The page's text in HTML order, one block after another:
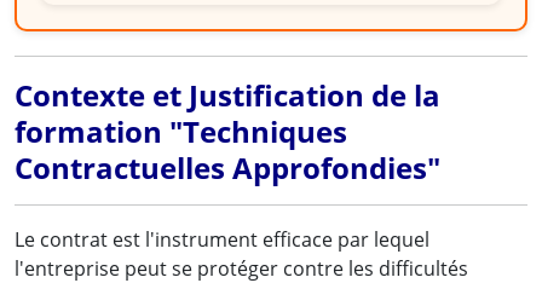
Contexte et Justification de la
formation "Techniques
Contractuelles Approfondies"
Le contrat est l'instrument efficace par lequel
l'entreprise peut se protéger contre les difficultés